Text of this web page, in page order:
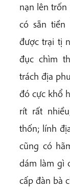
nạn lên trốn
có sẵn
được trại tị
đục chìm
trách địa
đó cực khổ
rít rất
thốn; lính
cũng có
dám làm gì
cấp đàn bà